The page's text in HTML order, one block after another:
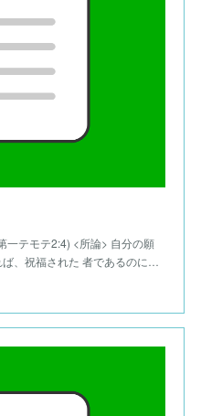
一テモテ2:4) <所論> 自分の願
、祝福された 者であるのに…